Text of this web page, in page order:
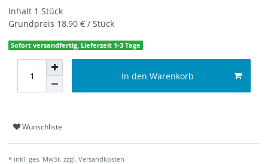
Inhalt 1 Stück
Grundpreis 18,90 € / Stück
Sofort versandfertig, Lieferzeit 1-3 Tage
In den Warenkorb
Wunschliste
* inkl. ges. MwSt. zzgl. Versandkosten